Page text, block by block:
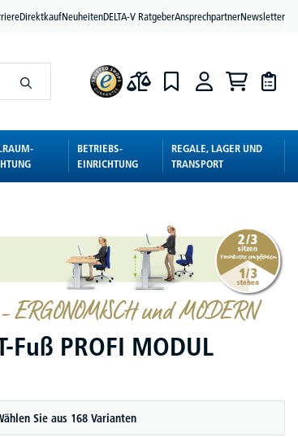
DirektkaufNeuheitenDELTA-V RatgeberAnsprechpartnerNewsletter
BETRIEBS-
EINRICHTUNG
REGALE, LAGER UND
TRANSPORT
ERGONOMISCH und MODERN
Fuß PROFI MODUL
Sie aus 168 Varianten